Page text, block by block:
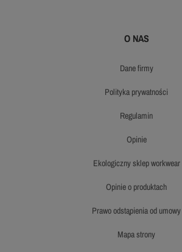
O NAS
dane firmy
polityka prywatności
regulamin
opinie
ekologiczny sklep workwear
opinie o produktach
prawo odstąpienia od umowy
mapa strony